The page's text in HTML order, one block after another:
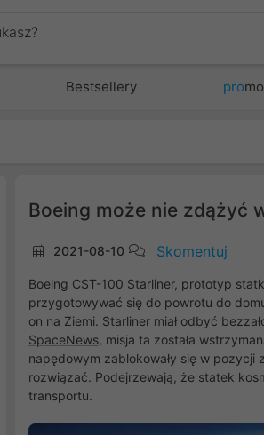
Bestsellery pro
Boeing może nie zdążyć
2021-08-10 Skomentuj
Boeing CST-100 Starliner, prototyp
przygotowywać się do powrotu do
on na Ziemi. Starliner miał odbyć
SpaceNews, misja ta została
napędowym zablokowały się w
rozwiązać. Podejrzewają, że statek
transportu.